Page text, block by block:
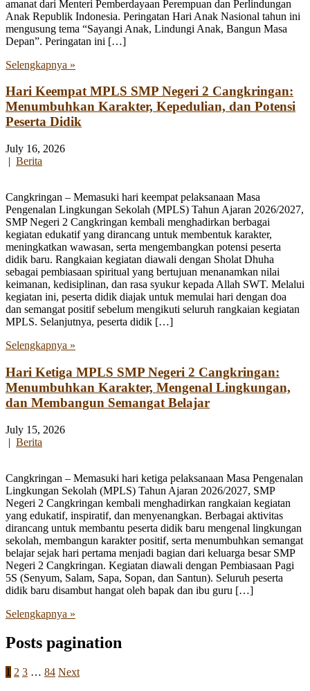
amanat dari Menteri Pemberdayaan Perempuan dan Perlindungan
Anak Republik Indonesia. Peringatan Hari Anak Nasional tahun ini
mengusung tema “Sayangi Anak, Lindungi Anak, Bangun Masa
Depan”. Peringatan ini […]
Selengkapnya »
Hari Keempat MPLS SMP Negeri 2 Cangkringan:
Menumbuhkan Karakter, Kepedulian, dan Potensi
Peserta Didik
July 16, 2026
| Berita
Cangkringan – Memasuki hari keempat pelaksanaan Masa
Pengenalan Lingkungan Sekolah (MPLS) Tahun Ajaran 2026/2027,
SMP Negeri 2 Cangkringan kembali menghadirkan berbagai
kegiatan edukatif yang dirancang untuk membentuk karakter,
meningkatkan wawasan, serta mengembangkan potensi peserta
didik baru. Rangkaian kegiatan diawali dengan Sholat Dhuha
sebagai pembiasaan spiritual yang bertujuan menanamkan nilai
keimanan, kedisiplinan, dan rasa syukur kepada Allah SWT. Melalui
kegiatan ini, peserta didik diajak untuk memulai hari dengan doa
dan semangat positif sebelum mengikuti seluruh rangkaian kegiatan
MPLS. Selanjutnya, peserta didik […]
Selengkapnya »
Hari Ketiga MPLS SMP Negeri 2 Cangkringan:
Menumbuhkan Karakter, Mengenal Lingkungan,
dan Membangun Semangat Belajar
July 15, 2026
| Berita
Cangkringan – Memasuki hari ketiga pelaksanaan Masa Pengenalan
Lingkungan Sekolah (MPLS) Tahun Ajaran 2026/2027, SMP
Negeri 2 Cangkringan kembali menghadirkan rangkaian kegiatan
yang edukatif, inspiratif, dan menyenangkan. Berbagai aktivitas
dirancang untuk membantu peserta didik baru mengenal lingkungan
sekolah, membangun karakter positif, serta menumbuhkan semangat
belajar sejak hari pertama menjadi bagian dari keluarga besar SMP
Negeri 2 Cangkringan. Kegiatan diawali dengan Pembiasaan Pagi
5S (Senyum, Salam, Sapa, Sopan, dan Santun). Seluruh peserta
didik baru disambut hangat oleh bapak dan ibu guru […]
Selengkapnya »
Posts pagination
1 2 3 … 84 Next